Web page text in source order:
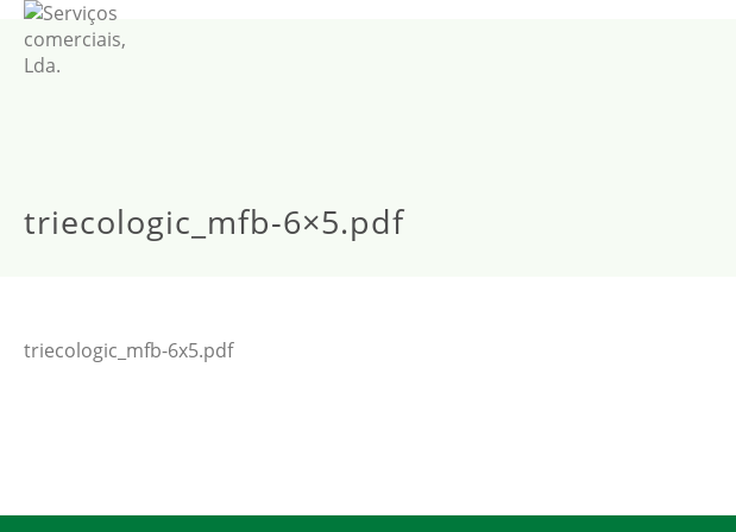
triecologic_mfb-6×5.pdf
triecologic_mfb-6x5.pdf